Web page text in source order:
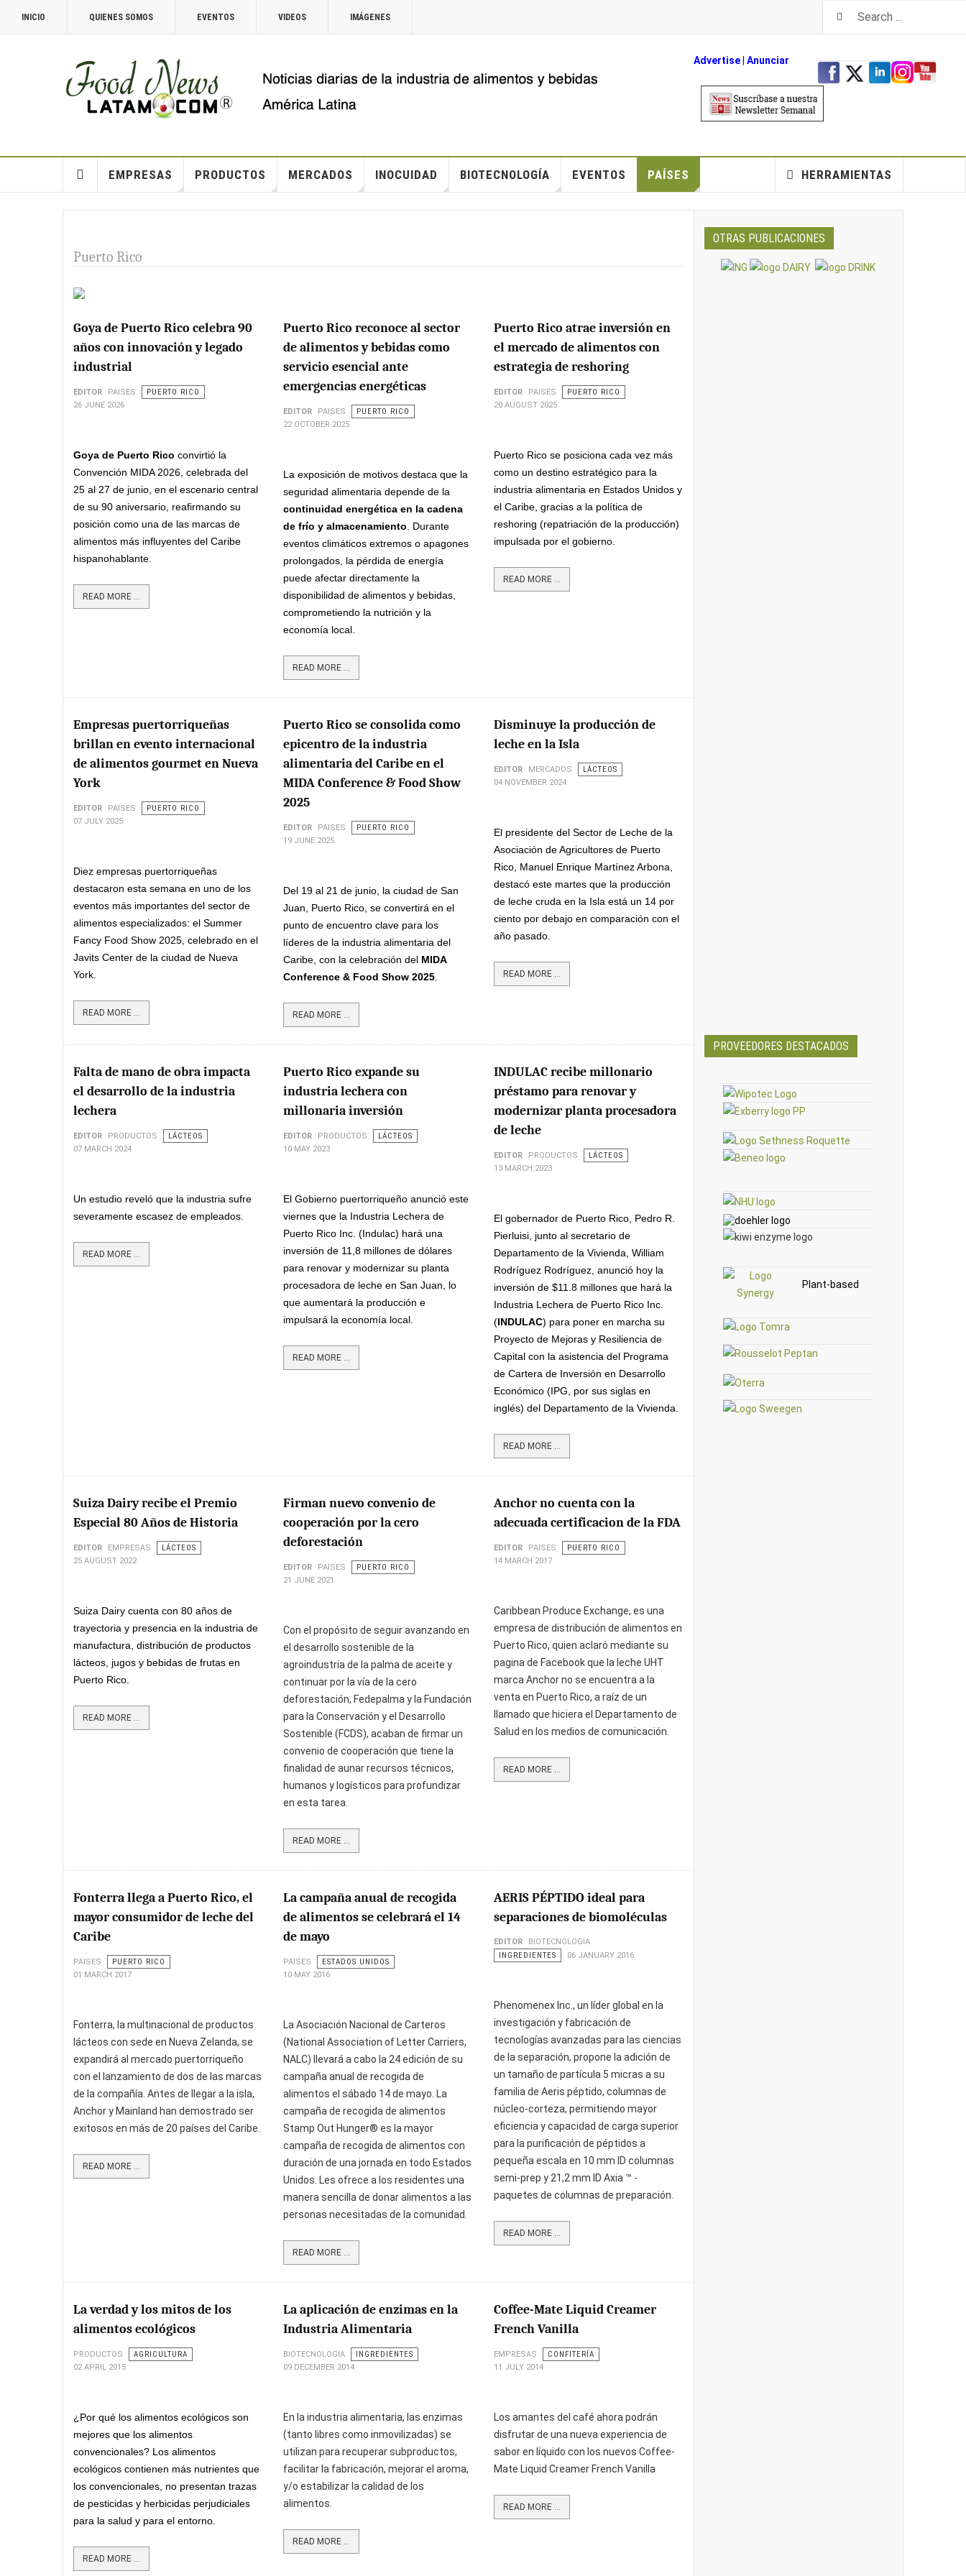
INICIO QUIENES SOMOS EVENTOS VIDEOS IMÁGENES
Advertise| Anunciar
EMPRESAS PRODUCTOS MERCADOS INOCUIDAD BIOTECNOLOGÍA EVENTOS PAÍSES HERRAMIENTAS
Puerto Rico
Goya de Puerto Rico celebra 90
años con innovación y legado
industrial
EDITOR PAISES
PUERTO RICO
26 JUNE 2026
Goya de Puerto Rico convirtió la
Convención MIDA 2026, celebrada del
25 al 27 de junio, en el escenario central
de su 90 aniversario, reafirmando su
posición como una de las marcas de
alimentos más influyentes del Caribe
hispanohablante.
READ MORE ...
Puerto Rico reconoce al sector
de alimentos y bebidas como
servicio esencial ante
emergencias energéticas
EDITOR PAISES
PUERTO RICO
22 OCTOBER 2025
La exposición de motivos destaca que la
seguridad alimentaria depende de la
continuidad energética en la cadena
de frío y almacenamiento . Durante
eventos climáticos extremos o apagones
prolongados, la pérdida de energía
puede afectar directamente la
disponibilidad de alimentos y bebidas,
comprometiendo la nutrición y la
economía local.
READ MORE ...
Puerto Rico atrae inversión en
el mercado de alimentos con
estrategia de reshoring
EDITOR PAISES
PUERTO RICO
20 AUGUST 2025
Puerto Rico se posiciona cada vez más
como un destino estratégico para la
industria alimentaria en Estados Unidos y
el Caribe, gracias a la política de
reshoring (repatriación de la producción)
impulsada por el gobierno.
READ MORE ...
Empresas puertorriqueñas
brillan en evento internacional
de alimentos gourmet en Nueva
York
EDITOR PAISES
PUERTO RICO
07 JULY 2025
Diez empresas puertorriqueñas
destacaron esta semana en uno de los
eventos más importantes del sector de
alimentos especializados: el Summer
Fancy Food Show 2025, celebrado en el
Javits Center de la ciudad de Nueva
York.
READ MORE ...
Puerto Rico se consolida como
epicentro de la industria
alimentaria del Caribe en el
MIDA Conference & Food Show
2025
EDITOR PAISES
PUERTO RICO
19 JUNE 2025
Del 19 al 21 de junio, la ciudad de San
Juan, Puerto Rico, se convertirá en el
punto de encuentro clave para los
líderes de la industria alimentaria del
Caribe, con la celebración del MIDA
Conference & Food Show 2025
READ MORE ...
Disminuye la producción de
leche en la Isla
EDITOR MERCADOS
LÁCTEOS
04 NOVEMBER 2024
El presidente del Sector de Leche de la
Asociación de Agricultores de Puerto
Rico, Manuel Enrique Martínez Arbona,
destacó este martes que la producción
de leche cruda en la Isla está un 14 por
ciento por debajo en comparación con el
año pasado.
READ MORE ...
Falta de mano de obra impacta
el desarrollo de la industria
lechera
EDITOR PRODUCTOS
LÁCTEOS
07 MARCH 2024
Un estudio reveló que la industria sufre
severamente escasez de empleados.
READ MORE ...
Puerto Rico expande su
industria lechera con
millonaria inversión
EDITOR PRODUCTOS
LÁCTEOS
10 MAY 2023
El Gobierno puertorriqueño anunció este
viernes que la Industria Lechera de
Puerto Rico Inc. (Indulac) hará una
inversión de 11,8 millones de dólares
para renovar y modernizar su planta
procesadora de leche en San Juan, lo
que aumentará la producción e
impulsará la economía local.
READ MORE ...
INDULAC recibe millonario
préstamo para renovar y
modernizar planta procesadora
de leche
EDITOR PRODUCTOS
LÁCTEOS
13 MARCH 2023
El gobernador de Puerto Rico, Pedro R.
Pierluisi, junto al secretario de
Departamento de la Vivienda, William
Rodríguez Rodríguez, anunció hoy la
inversión de $11.8 millones que hará la
Industria Lechera de Puerto Rico Inc.
(INDULAC) para poner en marcha su
Proyecto de Mejoras y Resiliencia de
Capital con la asistencia del Programa
de Cartera de Inversión en Desarrollo
Económico (IPG, por sus siglas en
inglés) del Departamento de la Vivienda.
READ MORE ...
Suiza Dairy recibe el Premio
Especial 80 Años de Historia
EDITOR EMPRESAS
LÁCTEOS
25 AUGUST 2022
Suiza Dairy cuenta con 80 años de
trayectoria y presencia en la industria de
manufactura, distribución de productos
lácteos, jugos y bebidas de frutas en
Puerto Rico.
READ MORE ...
Firman nuevo convenio de
cooperación por la cero
deforestación
EDITOR PAISES
PUERTO RICO
21 JUNE 2021
Con el propósito de seguir avanzando en
el desarrollo sostenible de la
agroindustria de la palma de aceite y
continuar por la vía de la cero
deforestación, Fedepalma y la Fundación
para la Conservación y el Desarrollo
Sostenible (FCDS), acaban de firmar un
convenio de cooperación que tiene la
finalidad de aunar recursos técnicos,
humanos y logísticos para profundizar
en esta tarea.
READ MORE ...
Anchor no cuenta con la
adecuada certificacion de la FDA
EDITOR PAISES
PUERTO RICO
14 MARCH 2017
Caribbean Produce Exchange, es una
empresa de distribución de alimentos en
Puerto Rico, quien aclaró mediante su
pagina de Facebook que la leche UHT
marca Anchor no se encuentra a la
venta en Puerto Rico, a raíz de un
llamado que hiciera el Departamento de
Salud en los medios de comunicación.
READ MORE ...
Fonterra llega a Puerto Rico, el
mayor consumidor de leche del
Caribe
PAISES
PUERTO RICO
01 MARCH 2017
Fonterra, la multinacional de productos
lácteos con sede en Nueva Zelanda, se
expandirá al mercado puertorriqueño
con el lanzamiento de dos de las marcas
de la compañía. Antes de llegar a la isla,
Anchor y Mainland han demostrado ser
exitosos en más de 20 países del Caribe.
READ MORE ...
La campaña anual de recogida
de alimentos se celebrará el 14
de mayo
PAISES
ESTADOS UNIDOS
10 MAY 2016
La Asociación Nacional de Carteros
(National Association of Letter Carriers,
NALC) llevará a cabo la 24 edición de su
campaña anual de recogida de
alimentos el sábado 14 de mayo. La
campaña de recogida de alimentos
Stamp Out Hunger® es la mayor
campaña de recogida de alimentos con
duración de una jornada en todo Estados
Unidos. Les ofrece a los residentes una
manera sencilla de donar alimentos a las
personas necesitadas de la comunidad.
READ MORE ...
AERIS PÉPTIDO ideal para
separaciones de biomoléculas
EDITOR
BIOTECNOLOGIA
INGREDIENTES
06 JANUARY 2016
Phenomenex Inc., un lí­der global en la
investigación y fabricación de
tecnologías avanzadas para las ciencias
de la separación, propone la adición de
un tamaño de partícula 5 micras a su
familia de Aeris péptido, columnas de
núcleo-corteza, permitiendo mayor
eficiencia y capacidad de carga superior
para la purificación de péptidos a
pequeña escala en 10 mm ID columnas
semi-prep y 21,2 mm ID Axia ™ -
paquetes de columnas de preparación.
READ MORE ...
La verdad y los mitos de los
alimentos ecológicos
PRODUCTOS
AGRICULTURA
02 APRIL 2015
¿Por qué los alimentos ecológicos son
mejores que los alimentos
convencionales? Los alimentos
ecológicos contienen más nutrientes que
los convencionales, no presentan trazas
de pesticidas y herbicidas perjudiciales
para la salud y para el entorno.
READ MORE ...
La aplicación de enzimas en la
Industria Alimentaria
BIOTECNOLOGIA
INGREDIENTES
09 DECEMBER 2014
En la industria alimentaria, las enzimas
(tanto libres como inmovilizadas) se
utilizan para recuperar subproductos,
facilitar la fabricación, mejorar el aroma,
y/o estabilizar la calidad de los
alimentos.
READ MORE ...
Coffee-Mate Liquid Creamer
French Vanilla
EMPRESAS
CONFITERÍA
11 JULY 2014
Los amantes del café ahora podrán
disfrutar de una nueva experiencia de
sabor en líquido con los nuevos Coffee-
Mate Liquid Creamer French Vanilla
READ MORE ...
OTRAS PUBLICACIONES
PROVEEDORES DESTACADOS
Plant-based